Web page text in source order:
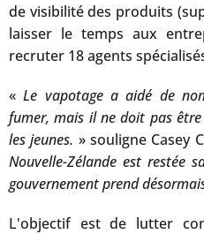
de visibilité des produits
laisser le temps aux
recruter 18 agents
«Le vapotage a aidé de
fumer, mais il ne doit pas
les jeunes. » souligne Casey
Nouvelle-Zélande est restée
gouvernement prend
L'objectif est de lutter